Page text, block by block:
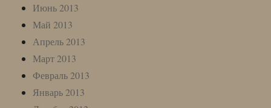
Июнь 2013
Май 2013
Апрель 2013
Март 2013
Февраль 2013
Январь 2013